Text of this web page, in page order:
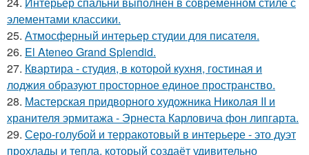
элементами классики.
25. Атмосферный интерьер студии для писателя.
26. El Ateneo Grand Splendid.
27. Квартира - студия, в которой кухня, гостиная и
лоджия образуют просторное единое пространство.
28. Мастерская придворного художника Николая II и
хранителя эрмитажа - Эрнеста Карловича фон липгарта.
29. Серо-голубой и терракотовый в интерьере - это дуэт
прохлады и тепла, который создаёт удивительно